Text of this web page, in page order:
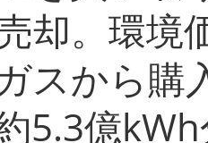
却。環境
スから購
5.3億